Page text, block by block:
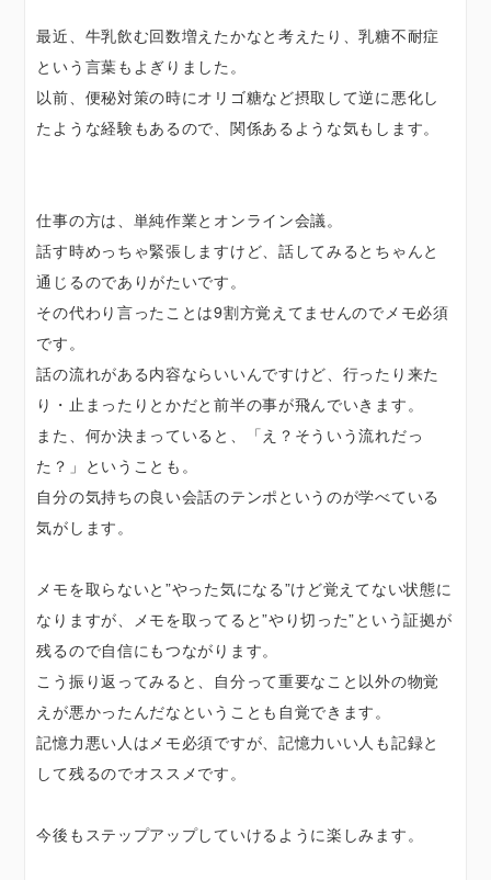
最近、牛乳飲む回数増えたかなと考えたり、乳糖不耐症
という言葉もよぎりました。
以前、便秘対策の時にオリゴ糖など摂取して逆に悪化し
たような経験もあるので、関係あるような気もします。
仕事の方は、単純作業とオンライン会議。
話す時めっちゃ緊張しますけど、話してみるとちゃんと
通じるのでありがたいです。
その代わり言ったことは9割方覚えてませんのでメモ必須
です。
話の流れがある内容ならいいんですけど、行ったり来た
り・止まったりとかだと前半の事が飛んでいきます。
また、何か決まっていると、「え？そういう流れだっ
た？」ということも。
自分の気持ちの良い会話のテンポというのが学べている
気がします。
メモを取らないと”やった気になる”けど覚えてない状態に
なりますが、メモを取ってると”やり切った”という証拠が
残るので自信にもつながります。
こう振り返ってみると、自分って重要なこと以外の物覚
えが悪かったんだなということも自覚できます。
記憶力悪い人はメモ必須ですが、記憶力いい人も記録と
して残るのでオススメです。
今後もステップアップしていけるように楽しみます。